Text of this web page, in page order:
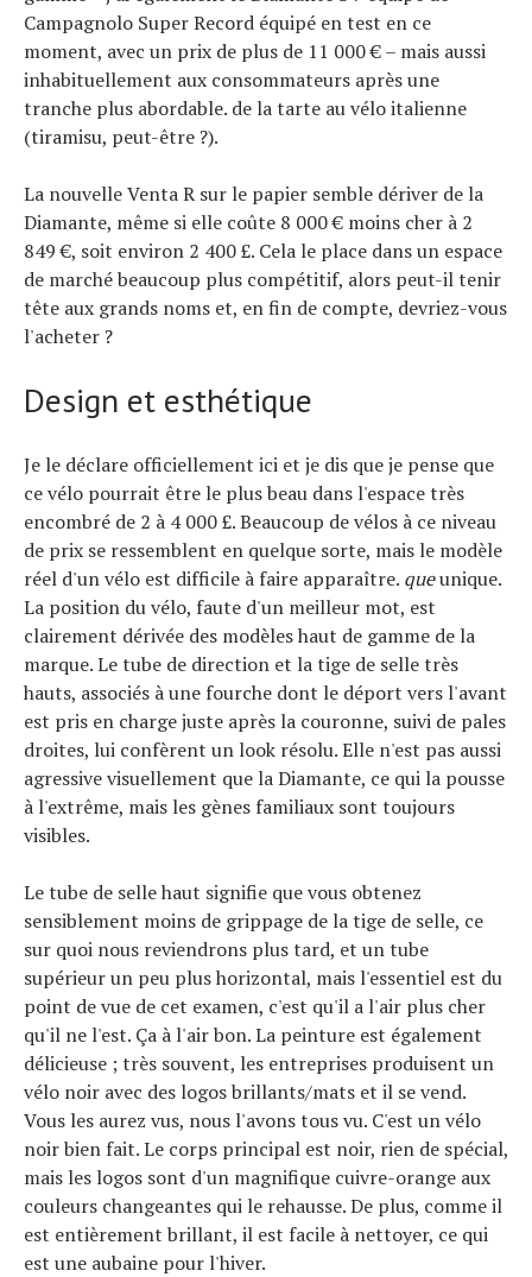
Campagnolo Super Record équipé en test en ce
moment, avec un prix de plus de 11 000 € – mais aussi
inhabituellement aux consommateurs après une
tranche plus abordable. de la tarte au vélo italienne
(tiramisu, peut-être ?).
La nouvelle Venta R sur le papier semble dériver de la
Diamante, même si elle coûte 8 000 € moins cher à 2
849 €, soit environ 2 400 £. Cela le place dans un espace
de marché beaucoup plus compétitif, alors peut-il tenir
tête aux grands noms et, en fin de compte, devriez-vous
l'acheter ?
Design et esthétique
Je le déclare officiellement ici et je dis que je pense que
ce vélo pourrait être le plus beau dans l'espace très
encombré de 2 à 4 000 £. Beaucoup de vélos à ce niveau
de prix se ressemblent en quelque sorte, mais le modèle
réel d'un vélo est difficile à faire apparaître. queunique.
La position du vélo, faute d'un meilleur mot, est
clairement dérivée des modèles haut de gamme de la
marque. Le tube de direction et la tige de selle très
hauts, associés à une fourche dont le déport vers l'avant
est pris en charge juste après la couronne, suivi de pales
droites, lui confèrent un look résolu. Elle n'est pas aussi
agressive visuellement que la Diamante, ce qui la pousse
à l'extrême, mais les gènes familiaux sont toujours
visibles.
Le tube de selle haut signifie que vous obtenez
sensiblement moins de grippage de la tige de selle, ce
sur quoi nous reviendrons plus tard, et un tube
supérieur un peu plus horizontal, mais l'essentiel est du
point de vue de cet examen, c'est qu'il a l'air plus cher
qu'il ne l'est. Ça à l'air bon. La peinture est également
délicieuse ; très souvent, les entreprises produisent un
vélo noir avec des logos brillants/mats et il se vend.
Vous les aurez vus, nous l'avons tous vu. C'est un vélo
noir bien fait. Le corps principal est noir, rien de spécial,
mais les logos sont d'un magnifique cuivre-orange aux
couleurs changeantes qui le rehausse. De plus, comme il
est entièrement brillant, il est facile à nettoyer, ce qui
est une aubaine pour l'hiver.